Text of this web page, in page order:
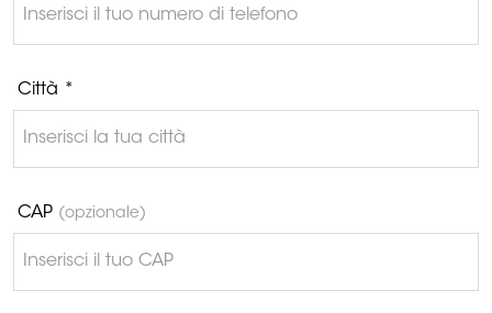
Città *
CAP (opzionale)